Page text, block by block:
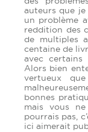
auteurs que
un problème
reddition des
de multiples
centaine de
avec certains
Alors bien
vertueux
bonnes
mais vous
pourrais pas,
ici aimerait